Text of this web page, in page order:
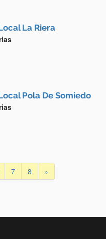
La Riera
Pola De Somiedo
7 8 »